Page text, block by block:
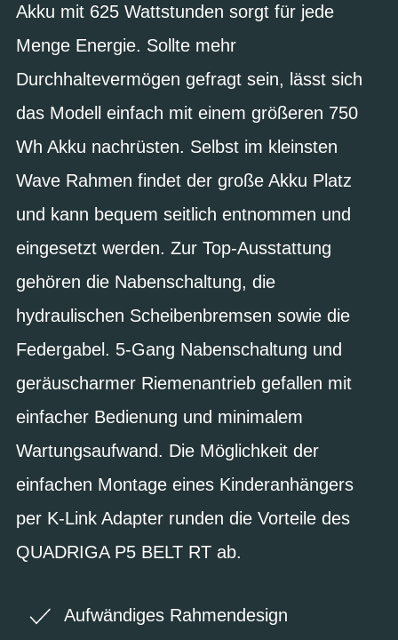
Akku mit 625 Wattstunden sorgt für jede
Menge Energie. Sollte mehr
Durchhaltevermögen gefragt sein, lässt sich
das Modell einfach mit einem größeren 750
Wh Akku nachrüsten. Selbst im kleinsten
Wave Rahmen findet der große Akku Platz
und kann bequem seitlich entnommen und
eingesetzt werden. Zur Top-Ausstattung
gehören die Nabenschaltung, die
hydraulischen Scheibenbremsen sowie die
Federgabel. 5-Gang Nabenschaltung und
geräuscharmer Riemenantrieb gefallen mit
einfacher Bedienung und minimalem
Wartungsaufwand. Die Möglichkeit der
einfachen Montage eines Kinderanhängers
per K-Link Adapter runden die Vorteile des
QUADRIGA P5 BELT RT ab.
Aufwändiges Rahmendesign